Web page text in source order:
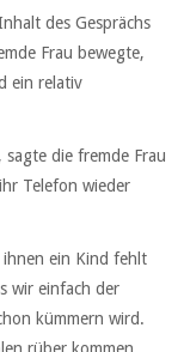
des Gesprächs
Frau bewegte,
ein relativ
sagte die fremde Frau
Telefon wieder
ihnen ein Kind fehlt
wir einfach der
kümmern wird.